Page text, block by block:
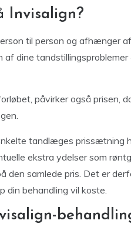
Invisalign?
til person og afhænger
dine tandstillingsproblemer
påvirker også prisen,
tandlæges prissætning
ekstra ydelser som
den samlede pris. Det er
din behandling vil koste.